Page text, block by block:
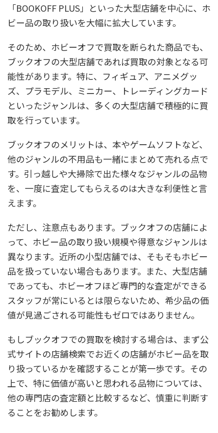
「BOOKOFF PLUS」といった大型店舗を中心に、ホ
ビー品の取り扱いを大幅に拡大しています。
そのため、ホビーオフで買取を断られた商品でも、
ブックオフの大型店舗であれば買取の対象となる可
能性があります。特に、フィギュア、アニメグッ
ズ、プラモデル、ミニカー、トレーディングカード
といったジャンルは、多くの大型店舗で積極的に買
取を行っています。
ブックオフのメリットは、本やゲームソフトなど、
他のジャンルの不用品も一緒にまとめて売れる点で
す。引っ越しや大掃除で出た様々なジャンルの品物
を、一度に査定してもらえるのは大きな利便性と言
えます。
ただし、注意点もあります。ブックオフの店舗によ
って、ホビー品の取り扱い規模や得意なジャンルは
異なります。近所の小型店舗では、そもそもホビー
品を扱っていない場合もあります。また、大型店舗
であっても、ホビーオフほど専門的な査定ができる
スタッフが常にいるとは限らないため、希少品の価
値が見過ごされる可能性もゼロではありません。
もしブックオフでの買取を検討する場合は、まず公
式サイトの店舗検索でお近くの店舗がホビー品を取
り扱っているかを確認することが第一歩です。その
上で、特に価値が高いと思われる品物については、
他の専門店の査定額と比較するなど、慎重に判断す
ることをお勧めします。